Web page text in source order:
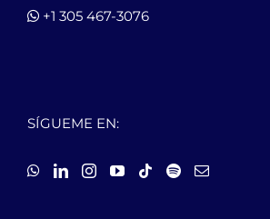
+1 305 467-3076
SÍGUEME EN: